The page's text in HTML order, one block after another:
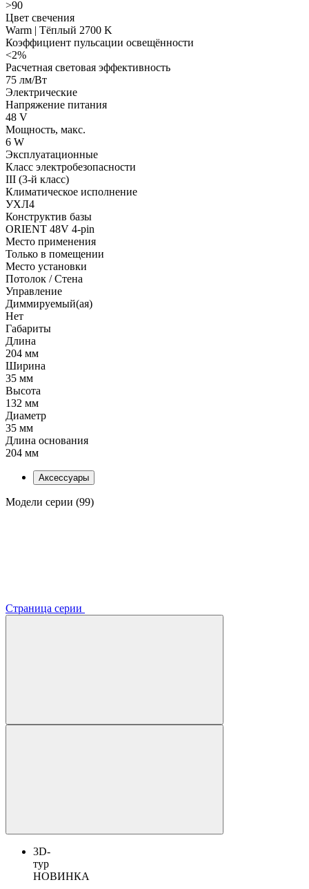
>90
Цвет свечения
Warm | Тёплый 2700 K
Коэффициент пульсации освещённости
<2%
Расчетная световая эффективность
75 лм/Вт
Электрические
Напряжение питания
48 V
Мощность, макс.
6 W
Эксплуатационные
Класс электробезопасности
III (3-й класс)
Климатическое исполнение
УХЛ4
Конструктив базы
ORIENT 48V 4-pin
Место применения
Только в помещении
Место установки
Потолок / Cтена
Управление
Диммируемый(ая)
Нет
Габариты
Длина
204 мм
Ширина
35 мм
Высота
132 мм
Диаметр
35 мм
Длина основания
204 мм
Аксессуары
Модели серии (99)
Страница серии
3D-
тур
НОВИНКА